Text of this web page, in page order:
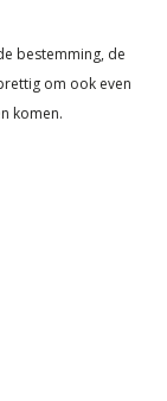
bestemming, de
om ook even
komen.